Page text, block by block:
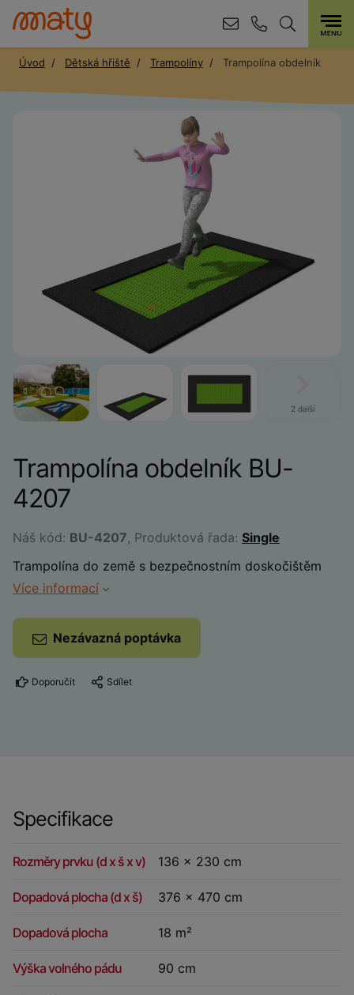
Úvod Dětská hřiště Trampolíny Trampolína obdelník
2 další
Trampolína obdelník BU-
4207
Náš kód: BU-4207, Produktová řada: Single
Trampolína do země s bezpečnostním doskočištěm
Více informací
Nezávazná poptávka
Doporučit Sdílet
Specifikace
Rozměry prvku (d x š x v) 136 x 230 cm
Dopadová plocha (d x š) 376 x 470 cm
Dopadová plocha 18 m²
Výška volného pádu 90 cm